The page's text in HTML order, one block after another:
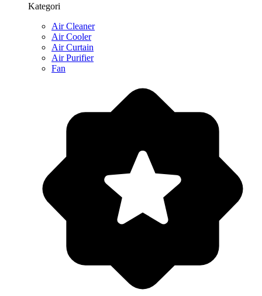
Kategori
Air Cleaner
Air Cooler
Air Curtain
Air Purifier
Fan